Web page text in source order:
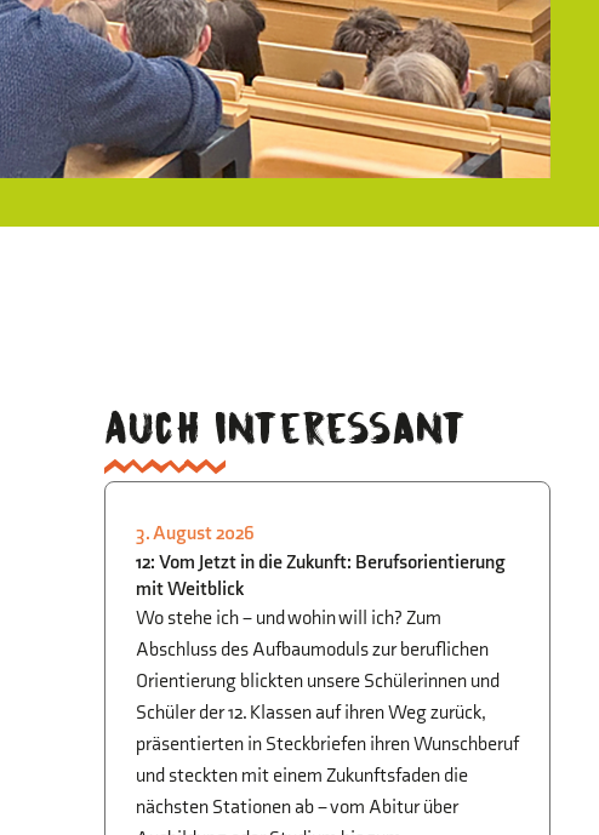
Auch interessant
STUDIEN- UND
BERUFSORIENTIERUNG
3. August 2026
12: Vom Jetzt in die Zukunft: Berufsorientierung
mit Weitblick
Wo stehe ich – und wohin will ich? Zum
Abschluss des Aufbaumoduls zur beruflichen
Orientierung blickten unsere Schülerinnen und
Schüler der 12. Klassen auf ihren Weg zurück,
präsentierten in Steckbriefen ihren Wunschberuf
und steckten mit einem Zukunftsfaden die
nächsten Stationen ab – vom Abitur über